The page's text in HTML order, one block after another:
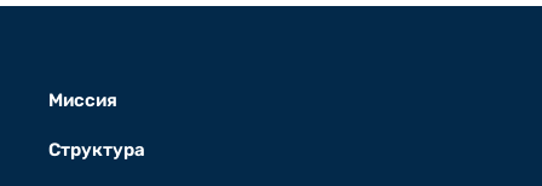
Миссия
Структура